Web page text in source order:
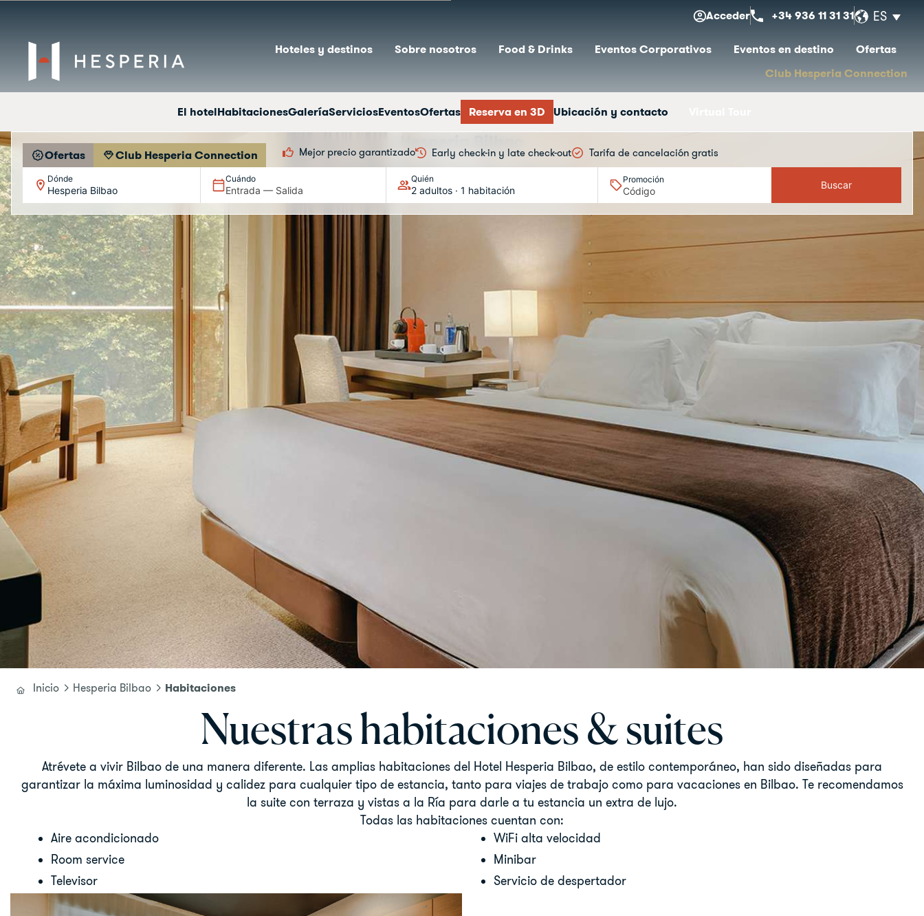
Acceder +34 936 11 31 31 ES
Hoteles y destinos Sobre nosotros Food & Drinks Eventos Corporativos Eventos en destino
Ofertas
Club Hesperia Connection
El hotelHabitacionesGaleríaServiciosEventosOfertas Reserva en 3D Ubicación y contacto
Ofertas Club Hesperia Connection Mejor precio garantizado Early check-in y late check-out Tarifa de cancelación gratis
Dónde
Hesperia Bilbao
Cuándo
Entrada — Salida
Quién
2 adultos · 1 habitación
Promoción Buscar
Hesperia Bilbao
Habitaciones
Inicio Hesperia Bilbao Habitaciones
Nuestras habitaciones & suites
Atrévete a vivir Bilbao de una manera diferente. Las amplias habitaciones del Hotel Hesperia Bilbao, de estilo contemporáneo, han sido diseñadas para
garantizar la máxima luminosidad y calidez para cualquier tipo de estancia, tanto para viajes de trabajo como para vacaciones en Bilbao. Te recomendamos
la suite con terraza y vistas a la Ría para darle a tu estancia un extra de lujo.
Todas las habitaciones cuentan con:
Aire acondicionado
Room service
Televisor
WiFi alta velocidad
Minibar
Servicio de despertador